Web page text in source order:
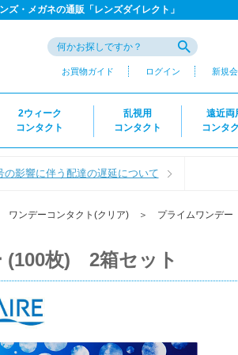
ズ・メガネの通販「レンズダイレクト」
お買物ガイド ログイン 新規
2ウィーク
コンタクト
乱視用
コンタクト
遠近両
コンタ
の影響に伴う配達の遅延について
ワンデーコンタクト(クリア) ＞ プライムワンデー
(100枚) 2箱セット